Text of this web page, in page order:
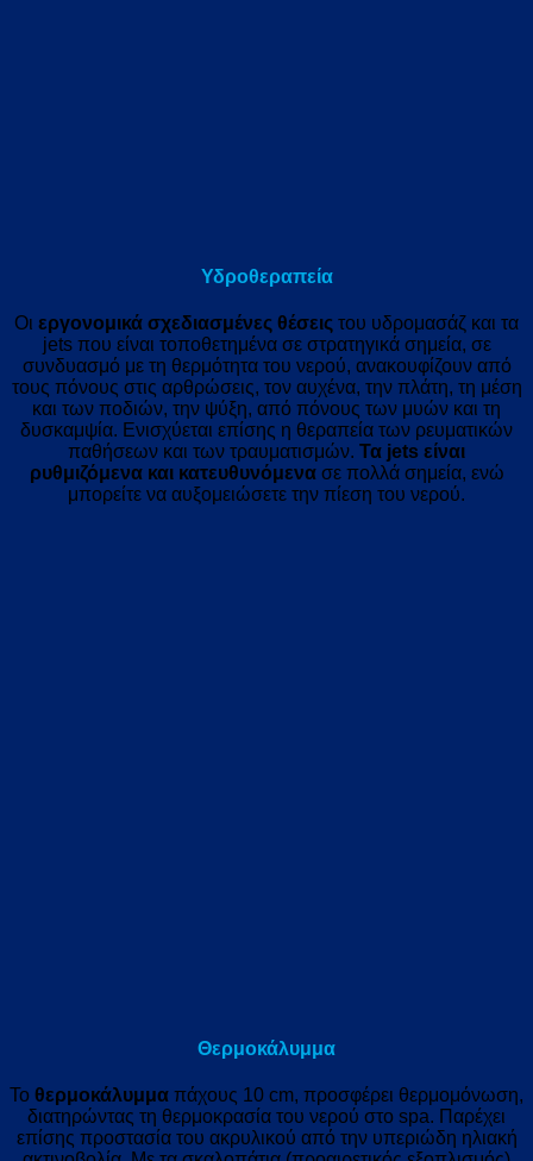
Υδροθεραπεία
Οι εργονομικά σχεδιασμένες θέσεις του υδρομασάζ και τα
jets που είναι τοποθετημένα σε στρατηγικά σημεία, σε
συνδυασμό με τη θερμότητα του νερού, ανακουφίζουν από
τους πόνους στις αρθρώσεις, τον αυχένα, την πλάτη, τη μέση
και των ποδιών, την ψύξη, από πόνους των μυών και τη
δυσκαμψία. Ενισχύεται επίσης η θεραπεία των ρευματικών
παθήσεων και των τραυματισμών. Τα jets είναι
ρυθμιζόμενα και κατευθυνόμενασε πολλά σημεία, ενώ
μπορείτε να αυξομειώσετε την πίεση του νερού.
Θερμοκάλυμμα
Το θερμοκάλυμμα πάχους 10 cm, προσφέρει θερμομόνωση,
διατηρώντας τη θερμοκρασία του νερού στο spa. Παρέχει
επίσης προστασία του ακρυλικού από την υπεριώδη ηλιακή